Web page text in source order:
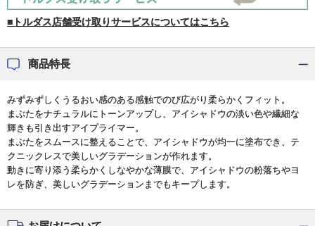
■トルダス店舗受け取りサービスについてはこちら
商品特長
みずみずしくうるおい感のある感触でのび広がり柔らかくフィット。
まぶたをナチュラルにトーンアップし、アイシャドウの淡い色や繊細な
輝きも引き出すアイプライマー。
まぶたをスムースに整えることで、アイシャドウが均一に塗布でき、テ
クニックレスで美しいグラデーションが作れます。
動きに寄り添う柔らかくしなやかな薄膜で、アイシャドウの粉落ちやヨ
レを防ぎ、美しいグラデーションまでもキープします。